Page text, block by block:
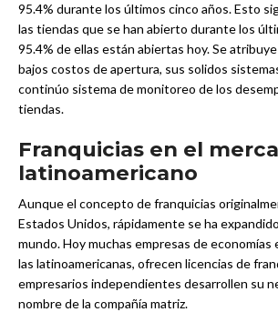
95.4% durante los últimos cinco años. Esto
las tiendas que se han abierto durante los
95.4% de ellas están abiertas hoy. Se
bajos costos de apertura, sus solidos
continúo sistema de monitoreo de los
tiendas.
Franquicias en el
latinoamericano
Aunque el concepto de franquicias
Estados Unidos, rápidamente se ha
mundo. Hoy muchas empresas de economías
las latinoamericanas, ofrecen licencias de
empresarios independientes desarrollen su
nombre de la compañía matriz.